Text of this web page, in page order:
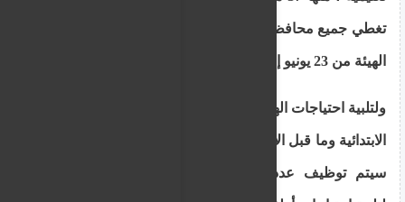
تغطي جميع محافظات قبرص الخمس. تمتد فترة عمل
الهيئة من 23 يونيو إلى 25 يوليو 2025.
ولتلبية احتياجات الهيئة، سيتم توظيف معلمين للمراحل
الابتدائية وما قبل الابتدائية ومعلمي التربية الخاصة، كما
سيتم توظيف عدد من مساعدي/معلمات المدارس